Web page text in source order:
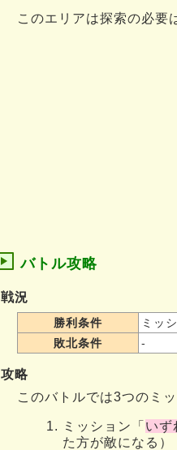
このエリアは探索の必要
バトル攻略
戦況
勝利条件
ミッ
敗北条件
-
攻略
このバトルでは3つのミ
ミッション「 いず
た方が敵になる）